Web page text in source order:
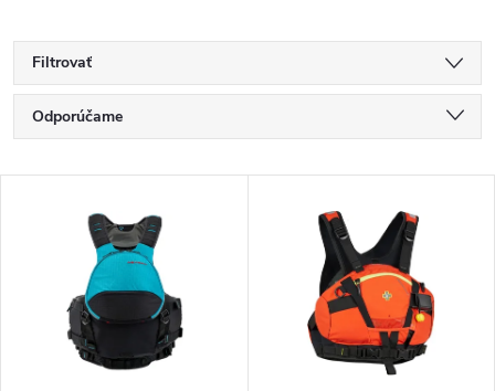
Filtrovať
R
a
Odporúčame
Najpredávanejšie
Abecedne